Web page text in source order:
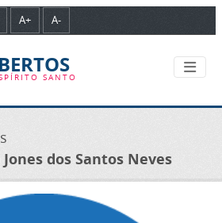
A+ A-
SANTO
dos Santos Neves